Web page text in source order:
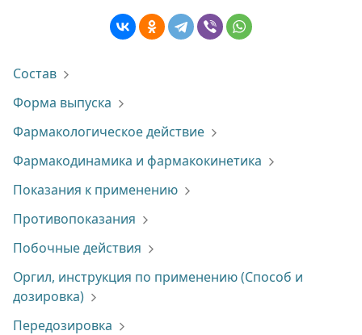
Состав
Форма выпуска
Фармакологическое действие
Фармакодинамика и фармакокинетика
Показания к применению
Противопоказания
Побочные действия
Оргил, инструкция по применению (Способ и
дозировка)
Передозировка